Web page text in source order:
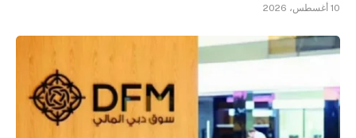
10 أغسطس، 2026